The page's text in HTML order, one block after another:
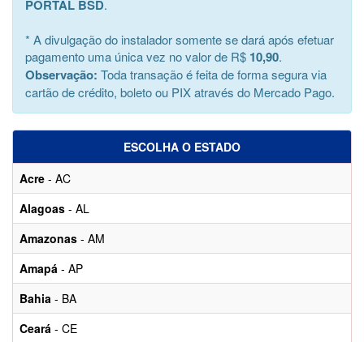
PORTAL BSD.
* A divulgação do instalador somente se dará após efetuar
pagamento uma única vez no valor de R$ 10,90.
Observação: Toda transação é feita de forma segura via
cartão de crédito, boleto ou PIX através do Mercado Pago.
ESCOLHA O ESTADO
Acre - AC
Alagoas - AL
Amazonas - AM
Amapá - AP
Bahia - BA
Ceará - CE